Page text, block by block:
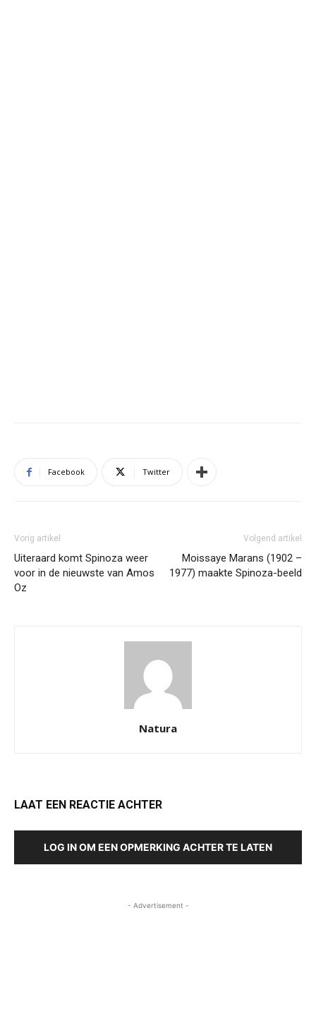
Facebook Twitter
Vorig artikel
Uiteraard komt Spinoza weer
voor in de nieuwste van Amos
Oz
Volgend artikel
Moissaye Marans (1902 –
1977) maakte Spinoza-beeld
Natura
LAAT EEN REACTIE ACHTER
LOG IN OM EEN OPMERKING ACHTER TE LATEN
- Advertisement -